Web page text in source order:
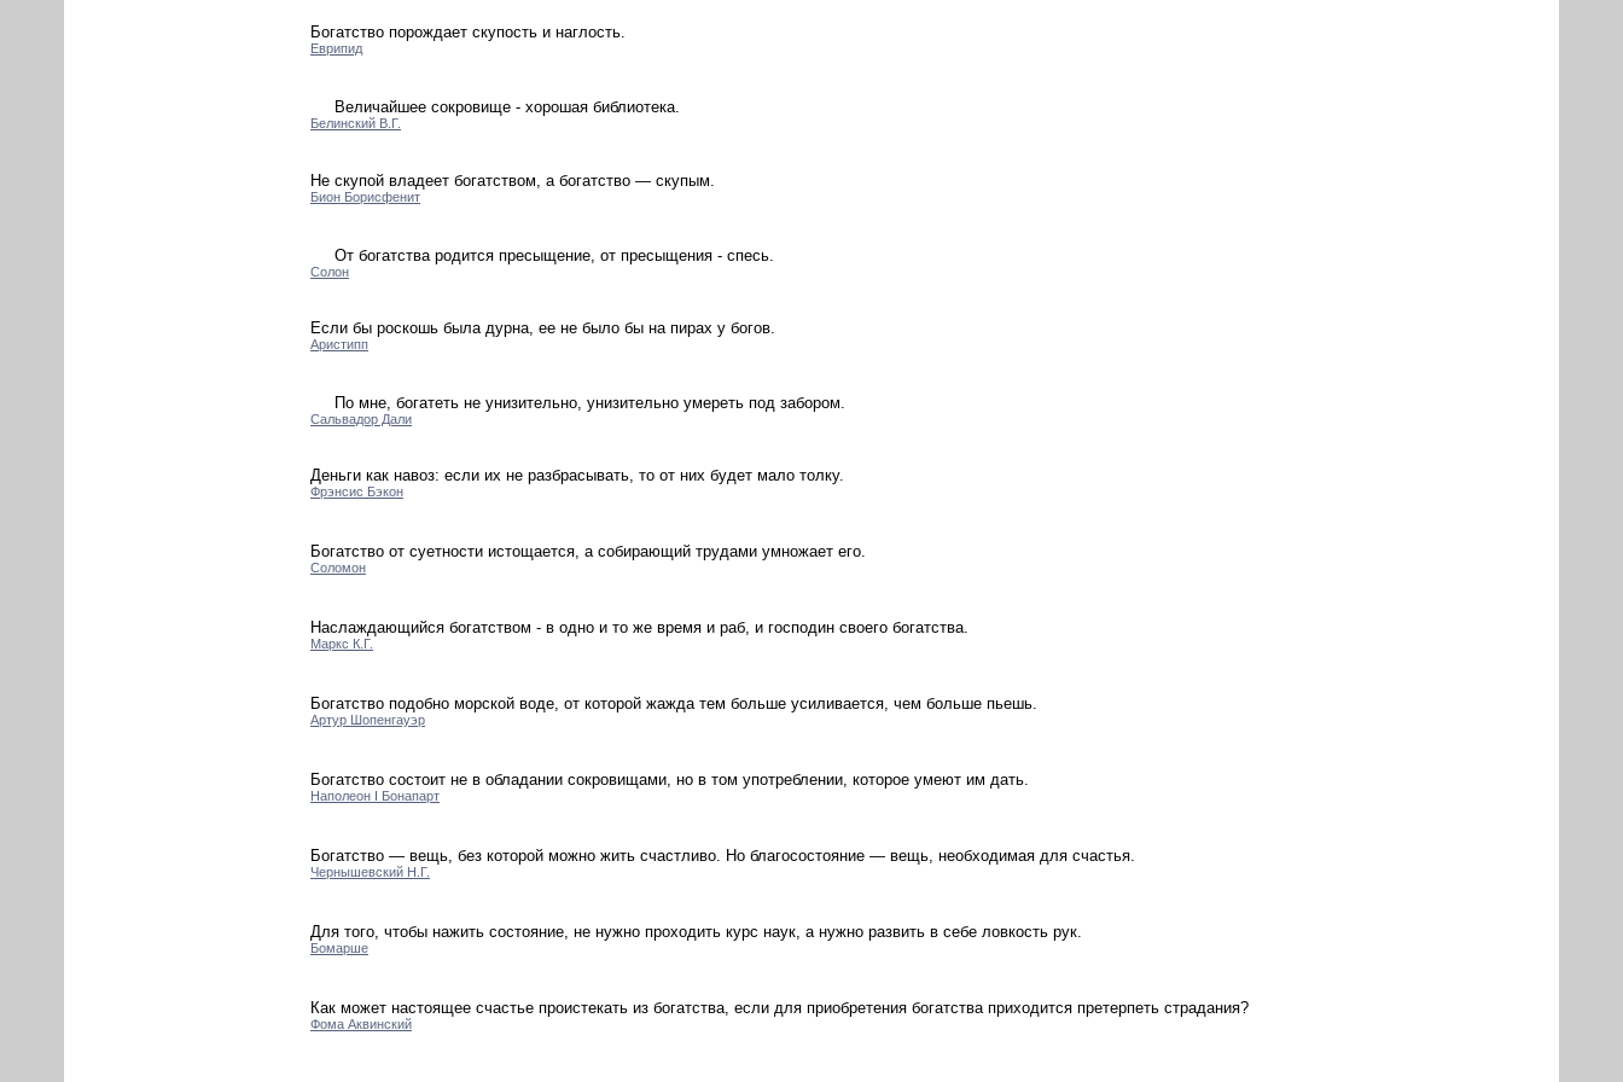
Богатство порождает скупость и наглость.
Еврипид
Величайшее сокровище - хорошая библиотека.
Белинский В.Г.
Не скупой владеет богатством, а богатство — скупым.
Бион Борисфенит
От богатства родится пресыщение, от пресыщения - спесь.
Солон
Если бы роскошь была дурна, ее не было бы на пирах у богов.
Аристипп
По мне, богатеть не унизительно, унизительно умереть под забором.
Сальвадор Дали
Деньги как навоз: если их не разбрасывать, то от них будет мало толку.
Фрэнсис Бэкон
Богатство от суетности истощается, а собирающий трудами умножает его.
Соломон
Наслаждающийся богатством - в одно и то же время и раб, и господин своего богатства.
Маркс К.Г.
Богатство подобно морской воде, от которой жажда тем больше усиливается, чем больше пьешь.
Артур Шопенгауэр
Богатство состоит не в обладании сокровищами, но в том употреблении, которое умеют им дать.
Наполеон I Бонапарт
Богатство — вещь, без которой можно жить счастливо. Но благосостояние — вещь, необходимая для счастья.
Чернышевский Н.Г.
Для того, чтобы нажить состояние, не нужно проходить курс наук, а нужно развить в себе ловкость рук.
Бомарше
Как может настоящее счастье проистекать из богатства, если для приобретения богатства приходится претерпеть страдания?
Фома Аквинский